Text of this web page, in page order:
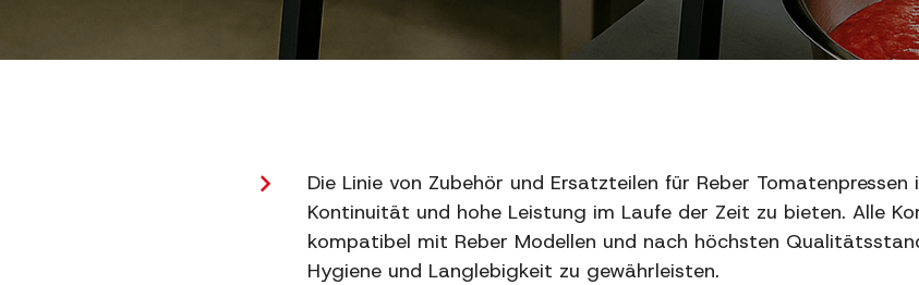
Die Linie von Zubehör und Ersatzteilen für Reber
Kontinuität und hohe Leistung im Laufe der Zeit zu bieten. Alle
kompatibel mit Reber Modellen und nach höchsten
Hygiene und Langlebigkeit zu gewährleisten.